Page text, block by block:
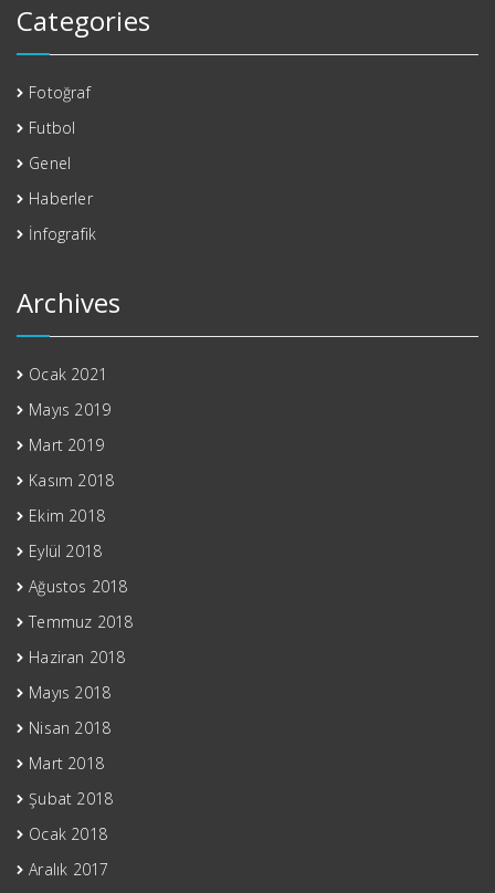
Categories
Fotoğraf
Futbol
Genel
Haberler
İnfografik
Archives
Ocak 2021
Mayıs 2019
Mart 2019
Kasım 2018
Ekim 2018
Eylül 2018
Ağustos 2018
Temmuz 2018
Haziran 2018
Mayıs 2018
Nisan 2018
Mart 2018
Şubat 2018
Ocak 2018
Aralık 2017